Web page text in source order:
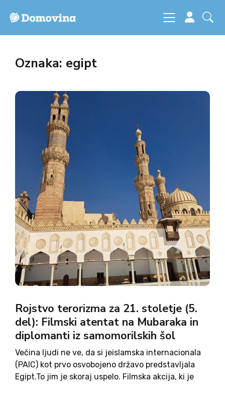
Oznaka: egipt
Rojstvo terorizma za 21. stoletje (5.
del): Filmski atentat na Mubaraka in
diplomanti iz samomorilskih šol
Večina ljudi ne ve, da si jeislamska internacionala
(PAIC) kot prvo osvobojeno državo predstavljala
Egipt.To jim je skoraj uspelo. Filmska akcija, ki je